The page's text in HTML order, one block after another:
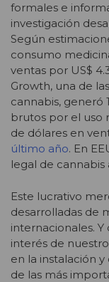
formales e
investigación
Según
consumo
ventas por US$
Growth, una de
cannabis, generó
brutos por el uso
de dólares en
último año. En
legal de cannabis
Este lucrativo
desarrolladas de
internacionales.
interés de
en la instalación
de las más